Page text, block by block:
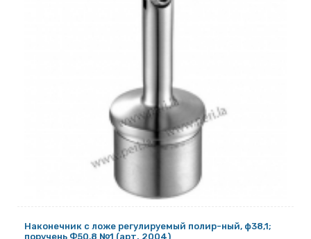
Наконечник с ложе регулируемый полир-ный, ф38,1;
поручень Ф50,8 №1 (арт. 2004)